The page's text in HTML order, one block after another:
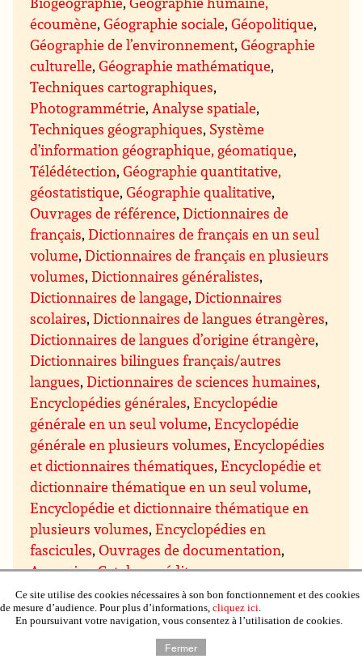
écoumène,Géographie sociale,Géopolitique,
Géographie de l’environnement,Géographie
culturelle,Géographie mathématique,
Techniques cartographiques,
Photogrammétrie, Analyse spatiale,
Techniques géographiques, Système
d’information géographique, géomatique,
Télédétection,Géographie quantitative,
géostatistique,Géographie qualitative,
Ouvrages de référence,Dictionnaires de
français,Dictionnaires de français en un seul
volume,Dictionnaires de français en plusieurs
volumes,Dictionnaires généralistes,
Dictionnaires de langage,Dictionnaires
scolaires,Dictionnaires de langues étrangères,
Dictionnaires de langues d’origine étrangère,
Dictionnaires bilingues français/autres
langues,Dictionnaires de sciences humaines,
Encyclopédies générales,Encyclopédie
générale en un seul volume,Encyclopédie
générale en plusieurs volumes,Encyclopédies
et dictionnaires thématiques,Encyclopédie et
dictionnaire thématique en un seul volume,
Encyclopédie et dictionnaire thématique en
plusieurs volumes,Encyclopédies en
fascicules,Ouvrages de documentation,
Annuaire,Catalogue éditeur,
Bibliothéconomie,Littérature générale,
Œuvres classiques,Antiquité,Moyen-Âge,
Romans francophones
Ce site utilise des cookies nécessaires à son bon fonctionnement et des cookies
de mesure d’audience. Pour plus d’informations, cliquez ici.
En poursuivant votre navigation, vous consentez à l’utilisation de cookies.
Fermer